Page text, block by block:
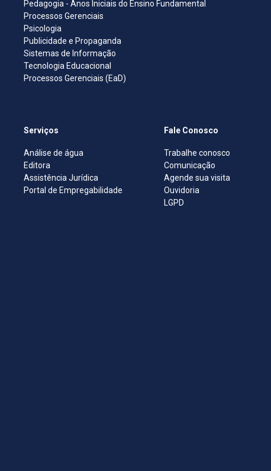
Pedagogia - Anos Iniciais do Ensino Fundamental
Processos Gerenciais
Psicologia
Publicidade e Propaganda
Sistemas de Informação
Tecnologia Educacional
Processos Gerenciais (EaD)
Serviços
Análise de água
Editora
Assistência Jurídica
Portal de Empregabilidade
Fale Conosco
Trabalhe conosco
Comunicação
Agende sua visita
Ouvidoria
LGPD